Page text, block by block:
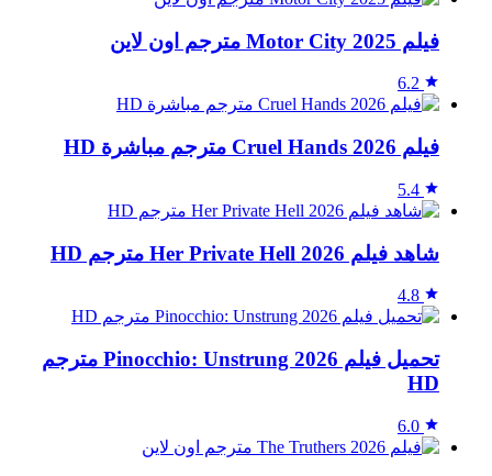
فيلم Motor City 2025 مترجم اون لاين
6.2
فيلم Cruel Hands 2026 مترجم مباشرة HD
5.4
شاهد فيلم Her Private Hell 2026 مترجم HD
4.8
تحميل فيلم Pinocchio: Unstrung 2026 مترجم
HD
6.0